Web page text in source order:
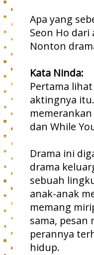
Apa yang
Seon Ho dari
Nonton
Kata Ninda:
Pertama
aktingnya
dan While
Drama ini
drama
sebuah
anak-anak
memang
sama,
perannya
hidup.